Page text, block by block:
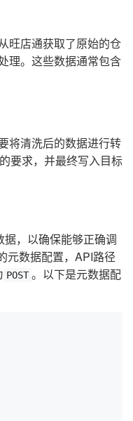
旺店通获取了原始的仓
理。这些数据通常包含
将清洗后的数据进行转
要求，并最终写入目标
，以确保能够正确调
元数据配置，API路径
POST 。以下是元数据配